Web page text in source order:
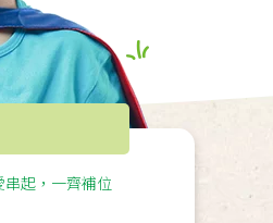
串起，一齊補位